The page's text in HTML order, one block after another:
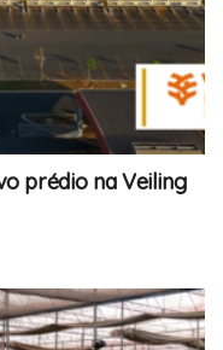
prédio na Veiling